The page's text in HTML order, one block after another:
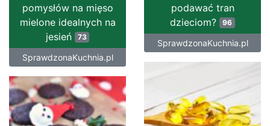
pomysłów na mięso
mielone idealnych na
jesień
73
SprawdzonaKuchnia.pl
podawać tran
dzieciom? 96
SprawdzonaKuchnia.pl